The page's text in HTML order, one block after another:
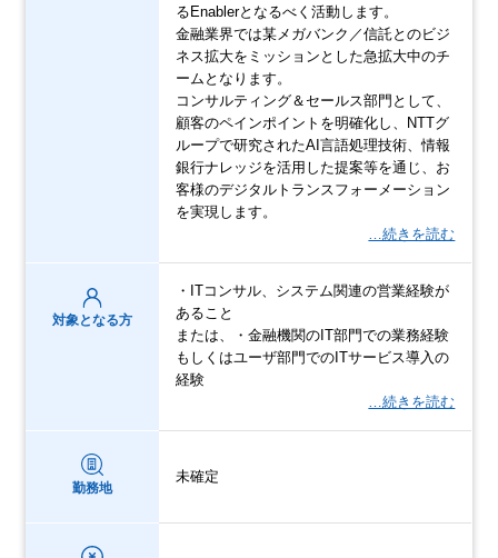
るEnablerとなるべく活動します。
金融業界では某メガバンク／信託とのビジ
ネス拡大をミッションとした急拡大中のチ
ームとなります。
コンサルティング＆セールス部門として、
顧客のペインポイントを明確化し、NTTグ
ループで研究されたAI言語処理技術、情報
銀行ナレッジを活用した提案等を通じ、お
客様のデジタルトランスフォーメーション
を実現します。
…続きを読む
対象となる方
・ITコンサル、システム関連の営業経験が
あること
または、・金融機関のIT部門での業務経験
もしくはユーザ部門でのITサービス導入の
経験
…続きを読む
勤務地
未確定